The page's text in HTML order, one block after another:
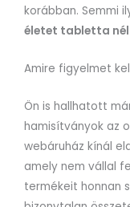
korábban. Semmi
életet tabletta
Amire figyelmet
Ön is hallhatott
hamisítványok az
webáruház kínál
amely nem vállal
termékeit honnan